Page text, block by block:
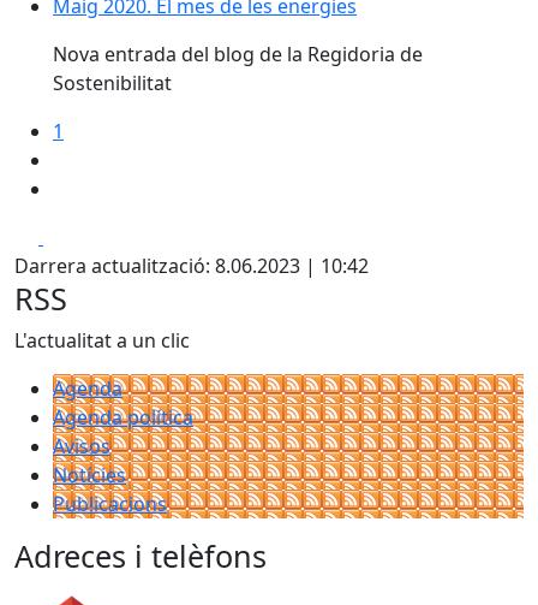
Maig 2020. El mes de les energies
Nova entrada del blog de la Regidoria de
Sostenibilitat
1
Darrera actualització: 8.06.2023 | 10:42
RSS
L'actualitat a un clic
Agenda
Agenda política
Avisos
Notícies
Publicacions
Adreces i telèfons